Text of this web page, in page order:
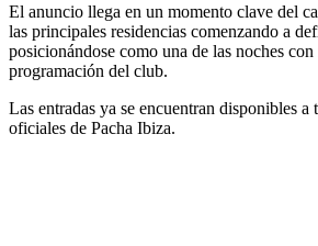
El anuncio llega en un momento clave del
las principales residencias comenzando a
posicionándose como una de las noches
programación del club.
Las entradas ya se encuentran disponibles a
oficiales de Pacha Ibiza.